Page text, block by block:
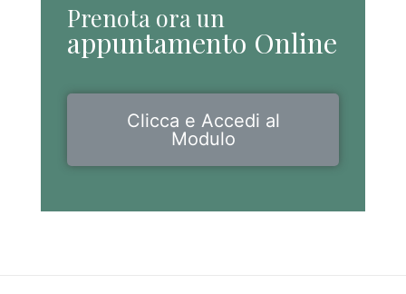
Prenota ora un
appuntamento Online
Clicca e Accedi al
Modulo